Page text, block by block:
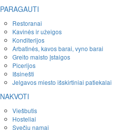
PARAGAUTI
Restoranai
Kavinės ir užeigos
Konditerijos
Arbatinės, kavos barai, vyno barai
Greito maisto įstaigos
Picerijos
Išsinešti
Jelgavos miesto išskirtiniai patiekalai
NAKVOTI
Viešbutis
Hosteliai
Svečių namai